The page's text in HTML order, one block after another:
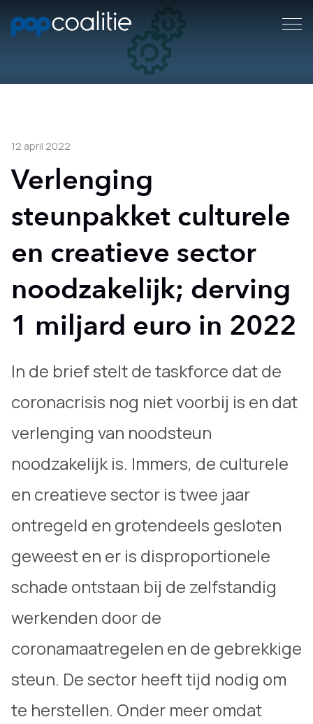
12 april 2022
Verlenging
steunpakket culturele
en creatieve sector
noodzakelijk; derving
1 miljard euro in 2022
In de brief stelt de taskforce dat de
coronacrisis nog niet voorbij is en dat
verlenging van noodsteun
noodzakelijk is. Immers, de culturele
en creatieve sector is twee jaar
ontregeld en grotendeels gesloten
geweest en er is disproportionele
schade ontstaan bij de zelfstandig
werkenden door de
coronamaatregelen en de gebrekkige
steun. De sector heeft tijd nodig om
te herstellen. Onder meer omdat